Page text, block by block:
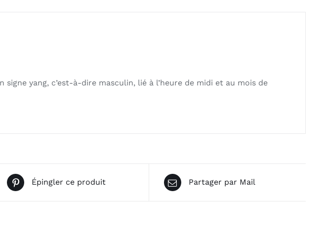
yang, c’est-à-dire masculin, lié à l’heure de midi et au mois de
Épingler ce produit Partager par Mail